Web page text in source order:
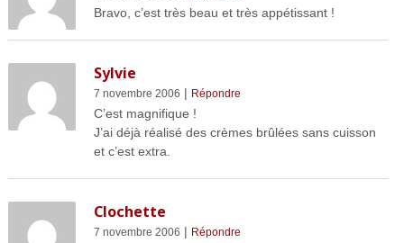
Bravo, c’est très beau et très appétissant !
Sylvie
7 novembre 2006 | Répondre
C’est magnifique !
J’ai déjà réalisé des crèmes brûlées sans cuisson
et c’est extra.
Clochette
7 novembre 2006 | Répondre